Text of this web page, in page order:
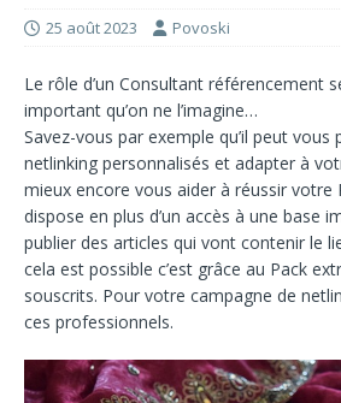
25 août 2023 Povoski
Le rôle d’un Consultant référencement
important qu’on ne l’imagine…
Savez-vous par exemple qu’il peut vous
netlinking personnalisés et adapter à
mieux encore vous aider à réussir votre
dispose en plus d’un accès à une base
publier des articles qui vont contenir le
cela est possible c’est grâce au Pack
souscrits. Pour votre campagne de
ces professionnels.